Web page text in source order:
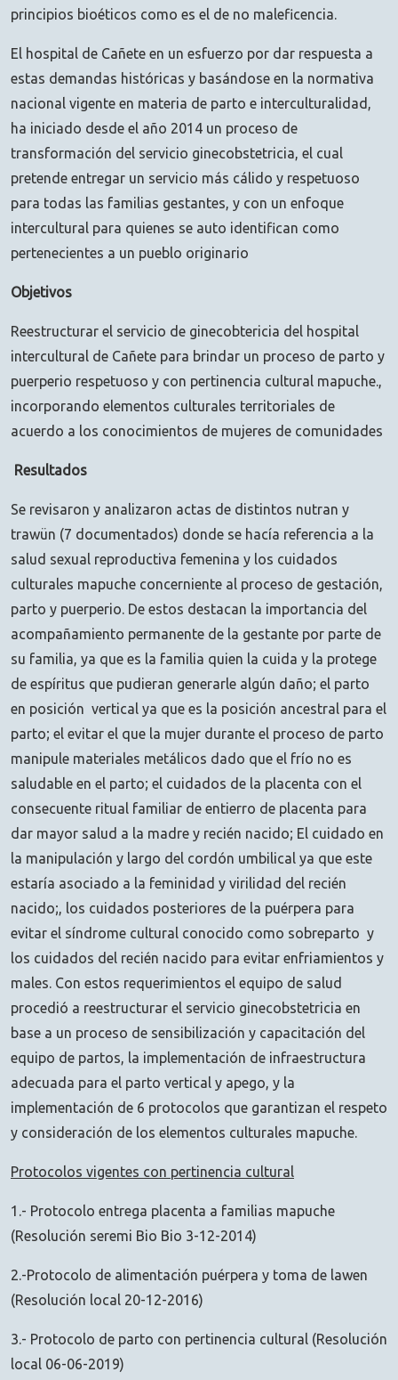
principios bioéticos como es el de no maleficencia.
El hospital de Cañete en un esfuerzo por dar respuesta a
estas demandas históricas y basándose en la normativa
nacional vigente en materia de parto e interculturalidad,
ha iniciado desde el año 2014 un proceso de
transformación del servicio ginecobstetricia, el cual
pretende entregar un servicio más cálido y respetuoso
para todas las familias gestantes, y con un enfoque
intercultural para quienes se auto identifican como
pertenecientes a un pueblo originario
Objetivos
Reestructurar el servicio de ginecobtericia del hospital
intercultural de Cañete para brindar un proceso de parto y
puerperio respetuoso y con pertinencia cultural mapuche.,
incorporando elementos culturales territoriales de
acuerdo a los conocimientos de mujeres de comunidades
Resultados
Se revisaron y analizaron actas de distintos nutran y
trawün (7 documentados) donde se hacía referencia a la
salud sexual reproductiva femenina y los cuidados
culturales mapuche concerniente al proceso de gestación,
parto y puerperio. De estos destacan la importancia del
acompañamiento permanente de la gestante por parte de
su familia, ya que es la familia quien la cuida y la protege
de espíritus que pudieran generarle algún daño; el parto
en posición vertical ya que es la posición ancestral para el
parto; el evitar el que la mujer durante el proceso de parto
manipule materiales metálicos dado que el frío no es
saludable en el parto; el cuidados de la placenta con el
consecuente ritual familiar de entierro de placenta para
dar mayor salud a la madre y recién nacido; El cuidado en
la manipulación y largo del cordón umbilical ya que este
estaría asociado a la feminidad y virilidad del recién
nacido;, los cuidados posteriores de la puérpera para
evitar el síndrome cultural conocido como sobreparto y
los cuidados del recién nacido para evitar enfriamientos y
males. Con estos requerimientos el equipo de salud
procedió a reestructurar el servicio ginecobstetricia en
base a un proceso de sensibilización y capacitación del
equipo de partos, la implementación de infraestructura
adecuada para el parto vertical y apego, y la
implementación de 6 protocolos que garantizan el respeto
y consideración de los elementos culturales mapuche.
Protocolos vigentes con pertinencia cultural
1.- Protocolo entrega placenta a familias mapuche
(Resolución seremi Bio Bio 3-12-2014)
2.-Protocolo de alimentación puérpera y toma de lawen
(Resolución local 20-12-2016)
3.- Protocolo de parto con pertinencia cultural (Resolución
local 06-06-2019)